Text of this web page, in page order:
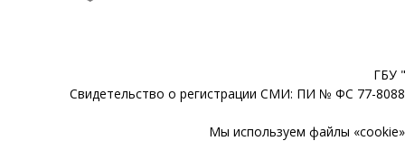
ГБУ
Свидетельство о регистрации СМИ: ПИ № ФС 77-
Мы используем файлы «cookie»